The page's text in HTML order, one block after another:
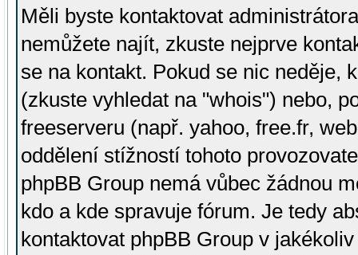
Měli byste kontaktovat
nemůžete najít, zkuste nejprve
se na kontakt. Pokud se nic neděje,
(zkuste vyhledat na "whois") nebo,
freeserveru (např. yahoo, free.fr,
oddělení stížností tohoto
phpBB Group nemá vůbec žádnou
kdo a kde spravuje fórum. Je tedy
kontaktovat phpBB Group v